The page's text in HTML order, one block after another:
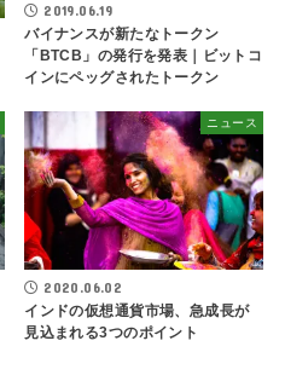
2019.06.19
バイナンスが新たなトークン
「BTCB」の発行を発表｜ビットコ
インにペッグされたトークン
ニュース
2020.06.02
インドの仮想通貨市場、急成長が
見込まれる3つのポイント